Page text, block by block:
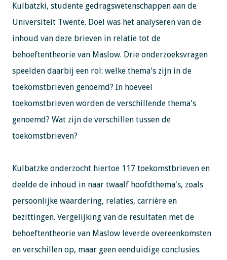
Kulbatzki, studente gedragswetenschappen aan de
Universiteit Twente. Doel was het analyseren van de
inhoud van deze brieven in relatie tot de
behoeftentheorie van Maslow. Drie onderzoeksvragen
speelden daarbij een rol: welke thema's zijn in de
toekomstbrieven genoemd? In hoeveel
toekomstbrieven worden de verschillende thema's
genoemd? Wat zijn de verschillen tussen de
toekomstbrieven?
Kulbatzke onderzocht hiertoe 117 toekomstbrieven en
deelde de inhoud in naar twaalf hoofdthema's, zoals
persoonlijke waardering, relaties, carrière en
bezittingen. Vergelijking van de resultaten met de
behoeftentheorie van Maslow leverde overeenkomsten
en verschillen op, maar geen eenduidige conclusies.